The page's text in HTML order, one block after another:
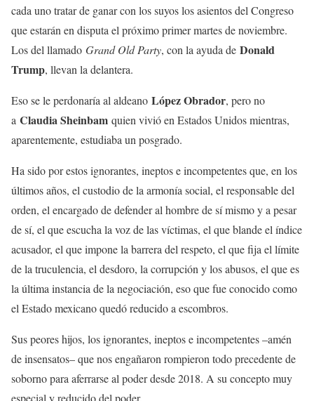
cada uno tratar de ganar con los suyos los asientos del Congreso
que estarán en disputa el próximo primer martes de noviembre.
Los del llamado Grand Old Party, con la ayuda de Donald
Trump, llevan la delantera.
Eso se le perdonaría al aldeano López Obrador, pero no
a Claudia Sheinbam quien vivió en Estados Unidos mientras,
aparentemente, estudiaba un posgrado.
Ha sido por estos ignorantes, ineptos e incompetentes que, en los
últimos años, el custodio de la armonía social, el responsable del
orden, el encargado de defender al hombre de sí mismo y a pesar
de sí, el que escucha la voz de las víctimas, el que blande el índice
acusador, el que impone la barrera del respeto, el que fija el límite
de la truculencia, el desdoro, la corrupción y los abusos, el que es
la última instancia de la negociación, eso que fue conocido como
el Estado mexicano quedó reducido a escombros.
Sus peores hijos, los ignorantes, ineptos e incompetentes –amén
de insensatos– que nos engañaron rompieron todo precedente de
soborno para aferrarse al poder desde 2018. A su concepto muy
especial y reducido del poder.